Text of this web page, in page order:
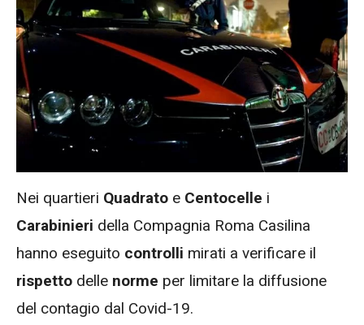
Nei quartieri Quadrato e Centocelle i
Carabinieri della Compagnia Roma Casilina
hanno eseguito controlli mirati a verificare il
rispetto delle norme per limitare la diffusione
del contagio dal Covid-19.